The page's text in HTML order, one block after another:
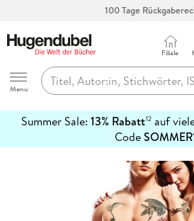
Hugendubel
Menu
Filiale
Summer Sale: 13% Rabatt12auf
Code
erfahren